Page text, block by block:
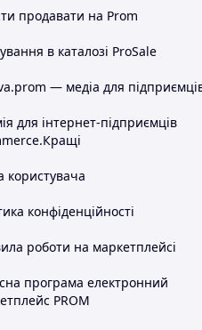
продавати на Prom
в каталозі ProSale
— медіа для
для інтернет-підприємців
користувача
конфіденційності
роботи на маркетплейсі
програма електронний
PROM